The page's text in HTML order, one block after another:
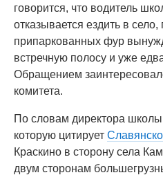
говорится, что водитель
отказывается ездить в село,
припаркованных фур
встречную полосу и уже
Обращением
комитета.
По словам директора
которую цитирует
Краскино в сторону села
двум сторонам